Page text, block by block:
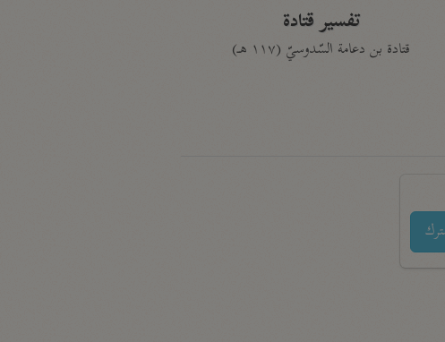
تفسير قتادة
قتادة بن دعامة السّدوسيّ (١١٧ هـ)